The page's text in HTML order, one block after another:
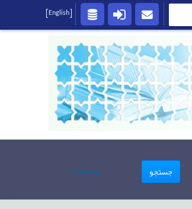
جستجو پیشرفته
[English]